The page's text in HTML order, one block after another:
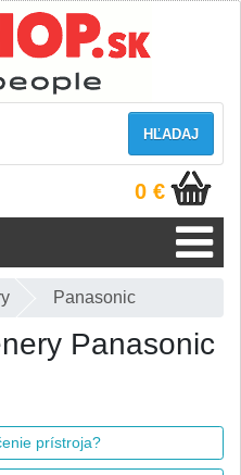
HĽADAJ
0 €
Panasonic
Panasonic
prístroja?